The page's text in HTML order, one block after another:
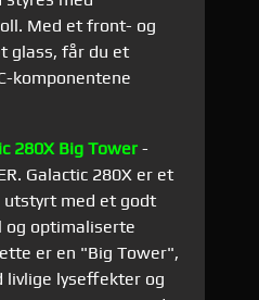
Med et front- og
glass, får du et
komponentene
280X Big Tower-
Galactic 280X er et
med et godt
optimaliserte
er en "Big Tower",
livlige lyseffekter og